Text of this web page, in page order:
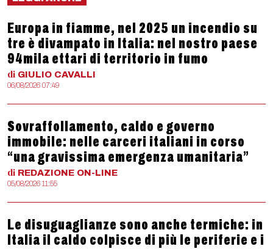
Europa in fiamme, nel 2025 un incendio su
tre è divampato in Italia: nel nostro paese
94mila ettari di territorio in fumo
di GIULIO CAVALLI
06/08/2026 07:49
Sovraffollamento, caldo e governo
immobile: nelle carceri italiani in corso
“una gravissima emergenza umanitaria”
di REDAZIONE ON-LINE
05/08/2026 11:55
Le disuguaglianze sono anche termiche: in
Italia il caldo colpisce di più le periferie e i